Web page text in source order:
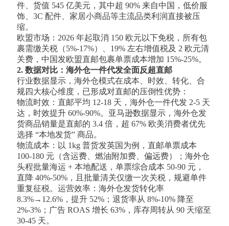
件、货值 545 亿美元，其中超 90% 来自中国，低价服
饰、3C 配件、家居小商品等主流品类利润直接被压
缩。
欧盟市场：2026 年起取消 150 欧元以下免税，所有包
裹需缴关税（5%-17%）、19% 左右增值税及 2 欧元清
关费，中国发欧盟直邮包裹单票成本增加 15%-25%。
2. 数据对比：海外仓一件代发全面反超直邮
行业数据显示，海外仓模式在成本、时效、转化、合
规四大核心维度，已形成对直邮的压倒性优势：
物流时效：直邮平均 12-18 天，海外仓一件代发 2-5 天
达，时效提升 60%-90%。亚马逊数据显示，海外仓发
货商品销量是直邮的 3.4 倍，超 67% 欧美消费者优先
选择 “本地发货” 商品。
物流成本：以 1kg 普货发英国为例，直邮单票成本
100-180 元（含运费、燃油附加费、偏远费）；海外仓
头程批量海运 + 本地配送，单票综合成本 50-90 元，
直降 40%-50%，且批量清关仅缴一次关税，规避单件
重复征税。运营效率：海外仓发货转化率
8.3%→12.6%，提升 52%；退货率从 8%-10% 降至
2%-3%；广告 ROAS 增长 63%，库存周转从 90 天缩至
30-45 天。